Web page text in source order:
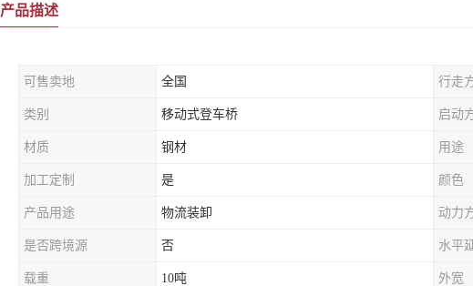
产品描述
可售卖地 全国 行走
类别 移动式登车桥 启动
材质 钢材 用途
加工定制 是 颜色
产品用途 物流装卸 动力
是否跨境源 否 水平
载重 10吨 外宽